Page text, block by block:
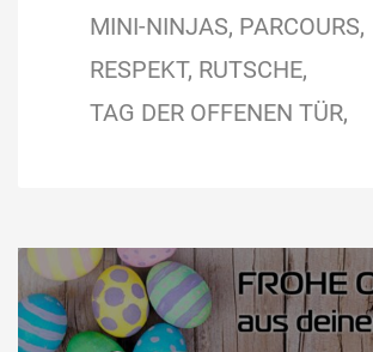
MINI-NINJAS PARCOURS
RESPEKT RUTSCHE
TAG DER OFFENEN TÜR